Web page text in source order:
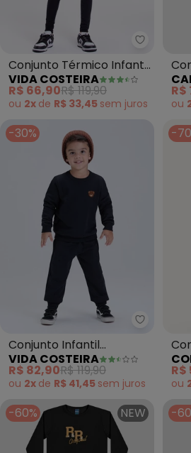
Vida
Conjunto Térmico Infantil
Brilha no Escuro (Preto)
VIDA COSTEIRA
R$ 66,90R$ 119,90
ou 2x de R$ 33,45 sem juros
R$
ou
-30%
Vida
Conjunto Infantil
Moletom Felpado com
Urso (Preto)
VIDA COSTEIRA
R$ 82,90R$ 119,90
ou 2x de R$ 41,45 sem juros
-
R$
ou
-60% NEW -